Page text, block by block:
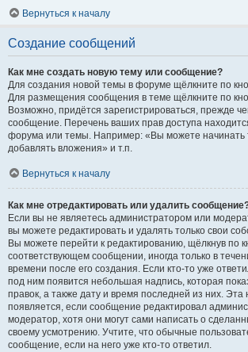
Вернуться к началу
Создание сообщений
Как мне создать новую тему или сообщение?
Для создания новой темы в форуме щёлкните по
Для размещения сообщения в теме щёлкните по
Возможно, придётся зарегистрироваться, прежде
сообщение. Перечень ваших прав доступа
форума или темы. Например: «Вы можете
добавлять вложения» и т.п.
Вернуться к началу
Как мне отредактировать или удалить
Если вы не являетесь администратором или
вы можете редактировать и удалять только свои
Вы можете перейти к редактированию, щёлкнув по
соответствующем сообщении, иногда только в
времени после его создания. Если кто-то уже
под ним появится небольшая надпись, которая
правок, а также дату и время последней из них. Эта
появляется, если сообщение редактировал
модератор, хотя они могут сами написать о
своему усмотрению. Учтите, что обычные
сообщение, если на него уже кто-то ответил.